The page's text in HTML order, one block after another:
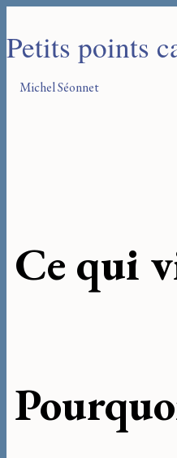
Petits points
Michel Séonnet
Ce qui